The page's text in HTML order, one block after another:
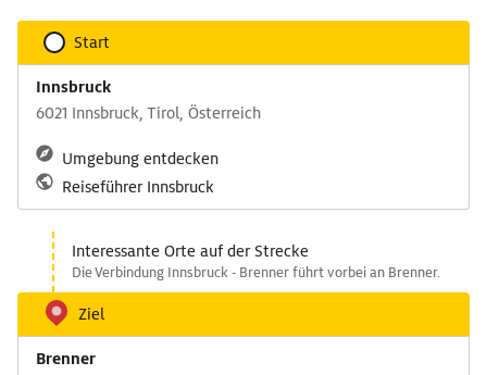
Start
Innsbruck
6021 Innsbruck, Tirol, Österreich
Umgebung entdecken
Reiseführer Innsbruck
Interessante Orte auf der Strecke
Die Verbindung Innsbruck - Brenner führt vorbei an Brenner.
Ziel
Brenner